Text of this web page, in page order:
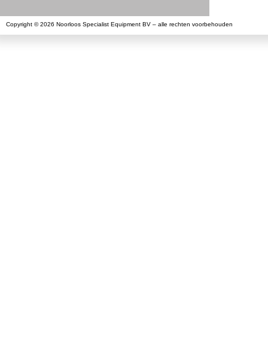
Copyright © 2026 Noorloos Specialist Equipment BV – alle rechten voorbehouden